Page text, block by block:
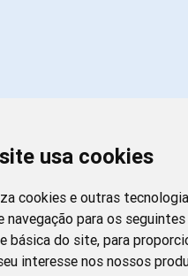
usa cookies
cookies e outras
navegação para os
básica do site, para
interesse nos nossos